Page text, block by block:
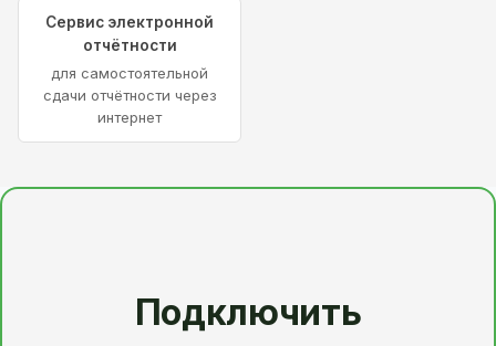
Сервис электронной
отчётности
для самостоятельной
сдачи отчётности через
интернет
Подключить